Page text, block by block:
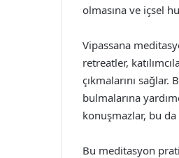
olmasına ve içsel
Vipassana
retreatler,
çıkmalarını
bulmalarına
konuşmazlar, bu
Bu meditasyon